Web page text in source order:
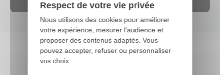
Vous aimerez aussi :
Respect de votre vie privée
Nous utilisons des cookies pour améliorer
votre expérience, mesurer l'audience et
proposer des contenus adaptés. Vous
pouvez accepter, refuser ou personnaliser
vos choix.